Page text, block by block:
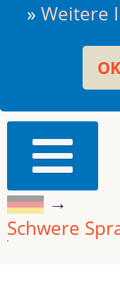
»Weitere
→
Schwere